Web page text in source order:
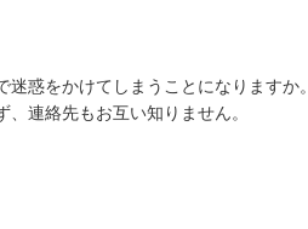
惑をかけてしまうことになりますか。
連絡先もお互い知りません。